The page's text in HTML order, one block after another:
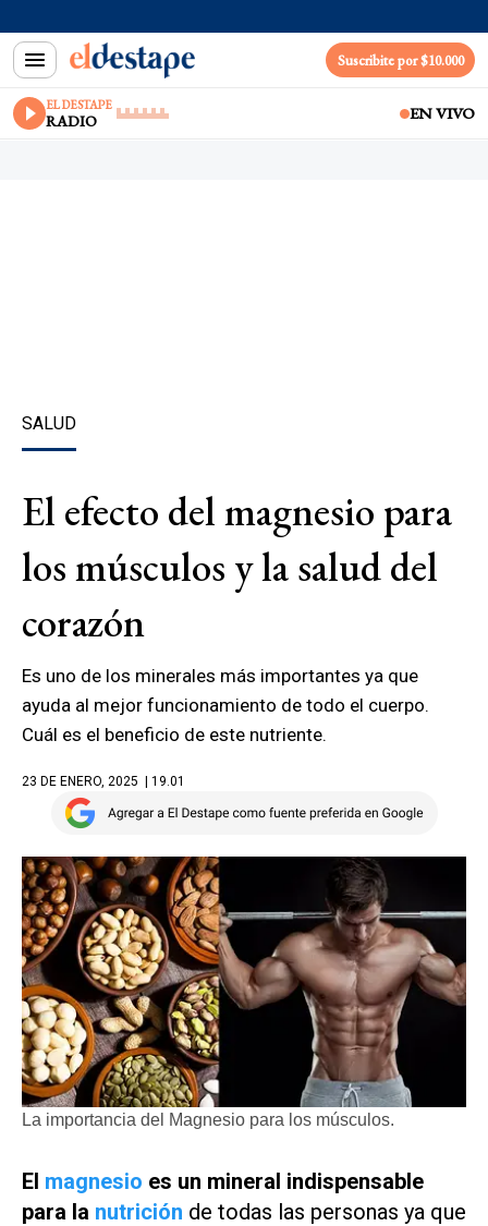
Suscribite por $10.000
EL DESTAPE
RADIO EN VIVO
SALUD
El efecto del magnesio para
los músculos y la salud del
corazón
Es uno de los minerales más importantes ya que
ayuda al mejor funcionamiento de todo el cuerpo.
Cuál es el beneficio de este nutriente.
23 DE ENERO, 2025 | 19.01
La importancia del Magnesio para los músculos.
El magnesio es un mineral indispensable
para la nutrición de todas las personas ya que